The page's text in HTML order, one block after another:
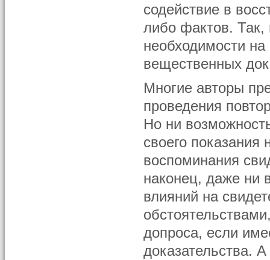
содействие в
либо фактов. Так,
необходимости
вещественных
Многие авторы
проведения
Но ни
своего
воспоминания
наконец, даже ни
влияний на
допроса, если
доказательства.